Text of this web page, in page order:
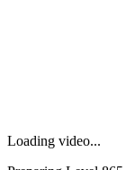
Loading video...